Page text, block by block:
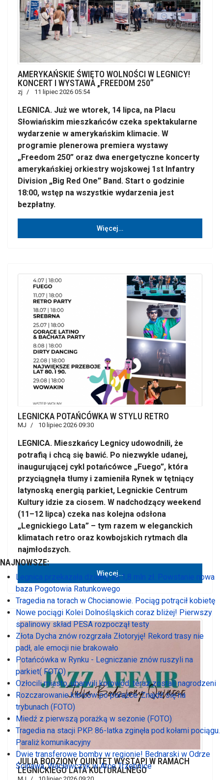
AMERYKAŃSKIE ŚWIĘTO WOLNOŚCI W LEGNICY!
KONCERT I WYSTAWA „FREEDOM 250”
zj 11 lipiec 2026 05:54
LEGNICA. Już we wtorek, 14 lipca, na Placu
Słowiańskim mieszkańców czeka spektakularne
wydarzenie w amerykańskim klimacie. W
programie plenerowa premiera wystawy
„Freedom 250” oraz dwa energetyczne koncerty
amerykańskiej orkiestry wojskowej 1st Infantry
Division „Big Red One” Band. Start o godzinie
18:00, wstęp na wszystkie wydarzenia jest
bezpłatny.
Więcej…
LEGNICKA POTAŃCÓWKA W STYLU RETRO
MJ 10 lipiec 2026 09:30
LEGNICA. Mieszkańcy Legnicy udowodnili, że
potrafią i chcą się bawić. Po niezwykle udanej,
inaugurującej cykl potańcówce „Fuego”, która
przyciągnęła tłumy i zamieniła Rynek w tętniący
latynoską energią parkiet, Legnickie Centrum
Kultury idzie za ciosem. W nadchodzący weekend
(11–12 lipca) czeka nas kolejna odsłona
„Legnickiego Lata” – tym razem w eleganckich
klimatach retro oraz kowbojskich rytmach dla
najmłodszych.
Więcej…
JULIA BODZIONY QUINTET WYSTĄPI W RAMACH
LEGNICKIEGO LATA KULTURALNEGO
NAJNOWSZE:
Legnica przekazała działkę za 1,8 mln zł. Powstanie nowa
baza Pogotowia Ratunkowego
Tragedia na torach w Chocianowie. Pociąg potrącił kobietę
Nowe pociągi Kolei Dolnośląskich coraz bliżej! Pierwszy
spalinowy skład PESA rozpoczął testy
Złota Dycha znów rozgrzała Złotoryję! Rekord trasy nie
padł, ale emocji nie brakowało
Potańcówka w Rynku - Legniczanie znów ruszyli na
parkiet( FOTO)
Ozłocili miasto, ubarwili korowód, teraz zostali nagrodzeni
Rozczarowanie kibiców po porażce. Znajdź się na
trybunach (FOTO)
Miedź z pierwszą porażką w sezonie (FOTO)
Tragedia na stacji PKP. 86-latka zginęła pod kołami pociągu.
Paraliż komunikacyjny
Dwie transferowe bomby w regionie! Bednarski w Odrze
Ścinawa, Wacławczyk w Arce Trzebnice